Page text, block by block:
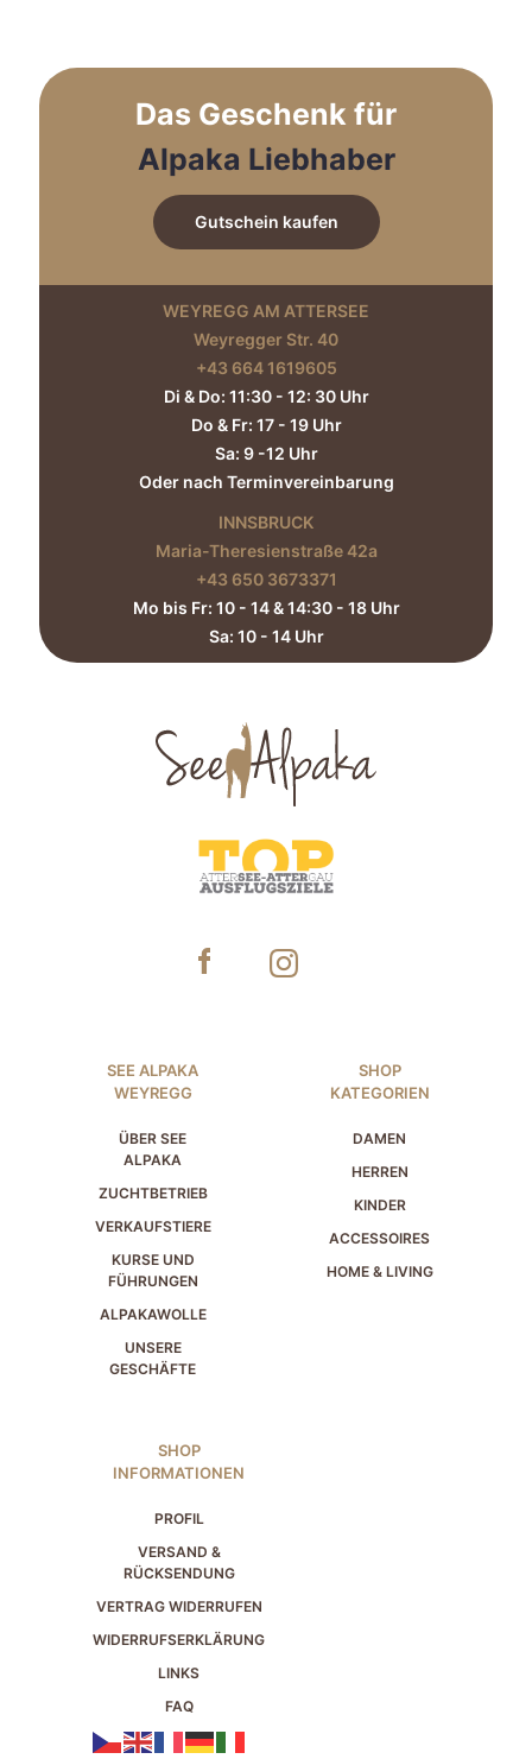
Das Geschenk für
Alpaka Liebhaber
Gutschein kaufen
WEYREGG AM ATTERSEE
Weyregger Str. 40
+43 664 1619605‬
Di & Do: 11:30 - 12: 30 Uhr
Do & Fr: 17 - 19 Uhr
Sa: 9 -12 Uhr
Oder nach Terminvereinbarung
INNSBRUCK
Maria-Theresienstraße 42a
+43 650 3673371‬
Mo bis Fr: 10 - 14 & 14:30 - 18 Uhr
Sa: 10 - 14 Uhr​
SEE ALPAKA
WEYREGG
ÜBER SEE
ALPAKA
ZUCHTBETRIEB
VERKAUFSTIERE
KURSE UND
FÜHRUNGEN
ALPAKAWOLLE
UNSERE
GESCHÄFTE
SHOP
KATEGORIEN
DAMEN
HERREN
KINDER
ACCESSOIRES
HOME & LIVING
SHOP
INFORMATIONEN
PROFIL
VERSAND &
RÜCKSENDUNG
VERTRAG WIDERRUFEN
WIDERRUFSERKLÄRUNG
LINKS
FAQ